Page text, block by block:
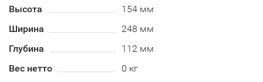
Высота
154 мм
Ширина
248 мм
Глубина
112 мм
Вес нетто
0 кг